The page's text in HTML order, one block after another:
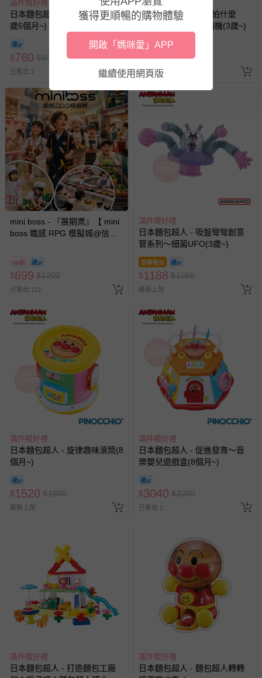
滿件贈好禮
日本麵包超人 - 木製學習拼圖(1
歲6個月~)
$760 $800
已售出 2
滿件贈好禮
日本麵包超人 - 今天拍什麼
呢？麵包超人 兒童相機(3歲~)
$2470 $2600
已售出 1
mini boss - 『展期票』【 mini
boss 職感 RPG 模擬城@信義
券，於展期現場憑訂單編號兌
換，依現場梯次安排入場，逾
期作廢) (兒童票(2歲以上)贈一
名陪伴成人)
58折
$699 $1200
已售出 121
滿件贈好禮
日本麵包超人 - 吸盤彎彎創意
管系列～細菌UFO(3歲~)
即將售完
$1188 $1250
最新上架
滿件贈好禮
日本麵包超人 - 旋律趣味滾筒(8
個月~)
$1520 $1600
最新上架
滿件贈好禮
日本麵包超人 - 促進發育～音
樂嬰兒遊戲盒(8個月~)
$3040 $3200
已售出 1
滿件贈好禮
日本麵包超人 - 打造麵包工廠
滿件贈好禮
日本麵包超人 - 麵包超人轉轉
獲得更順暢的購物體驗
開啟「媽咪愛」APP
繼續使用網頁版